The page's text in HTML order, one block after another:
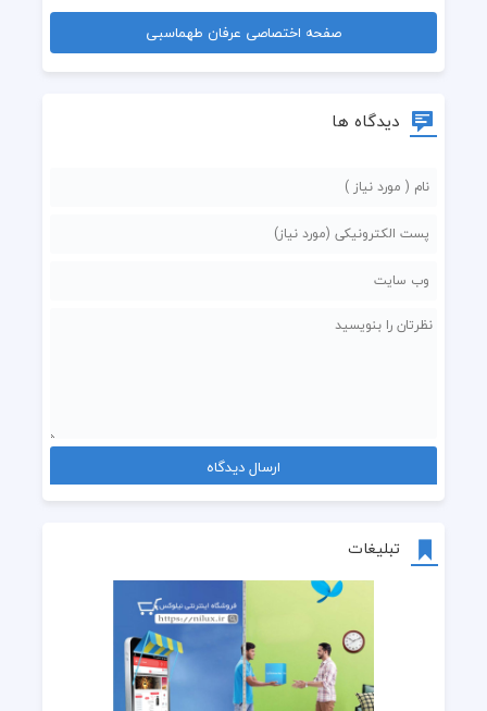
تبلیغات
صفحه اختصاصی عرفان طهماسبی
دیدگاه ها